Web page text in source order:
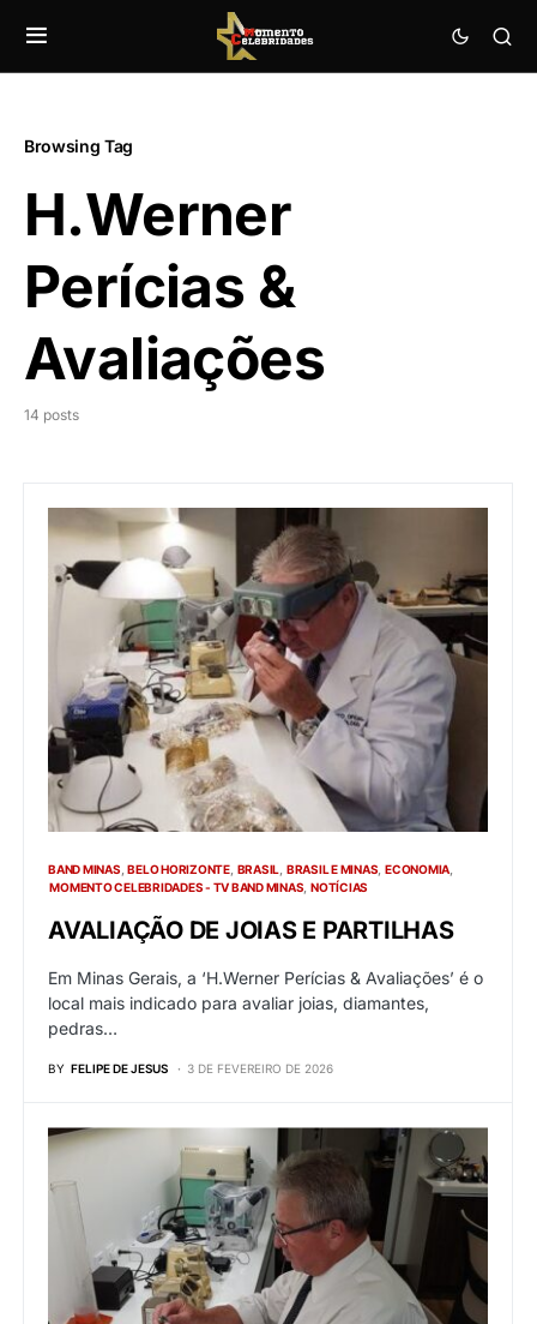
Browsing Tag
H.Werner
Perícias &
Avaliações
14 posts
BAND MINAS BELO HORIZONTE BRASIL BRASIL E MINAS ECONOMIA
MOMENTO CELEBRIDADES - TV BAND MINAS NOTÍCIAS
AVALIAÇÃO DE JOIAS E PARTILHAS
Em Minas Gerais, a ‘H.Werner Perícias & Avaliações’ é o
local mais indicado para avaliar joias, diamantes,
pedras…
BY FELIPE DE JESUS 3 DE FEVEREIRO DE 2026